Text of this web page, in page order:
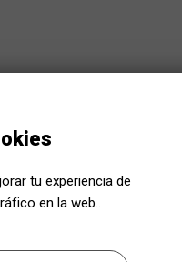
del ballet
la
tu experiencia de
en la web..